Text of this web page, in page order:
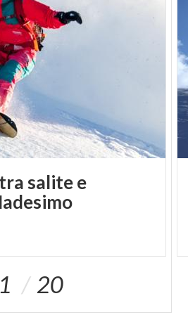
si trovano un divertente
con piste dedicate a bob e
una romantica pattinata
direttamente in centro a
salite e
1 20